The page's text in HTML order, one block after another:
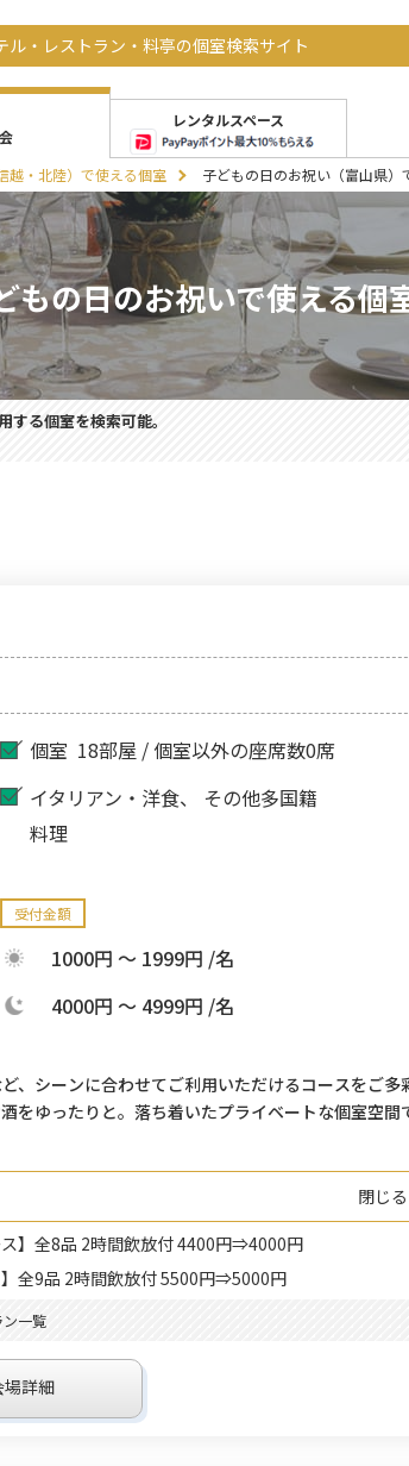
ル・レストラン・料亭の個室検索サイト
レンタルスペース
越・北陸）で使える個室 子どもの日のお祝い（富山県）
もの日のお祝いで使える個
る個室を検索可能。
個室 18部屋 / 個室以外の座席数0席
イタリアン・洋食
その他多国籍
料理
受付金額
1000円 ～ 1999円 /名
4000円 ～ 4999円 /名
、シーンに合わせてご利用いただけるコースをご多
をゆったりと。落ち着いたプライベートな個室空間
閉じる
ス】全8品 2時間飲放付 4400円⇒4000円
】全9品 2時間飲放付 5500円⇒5000円
ン一覧
場詳細